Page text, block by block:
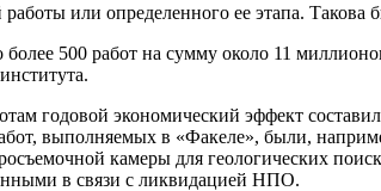
или определенного ее этапа.
500 работ на сумму около 11
годовой экономический эффект
выполняемых в «Факеле», были,
камеры для геологических
в связи с ликвидацией НПО.